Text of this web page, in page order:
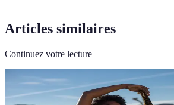
Articles similaires
Continuez votre lecture